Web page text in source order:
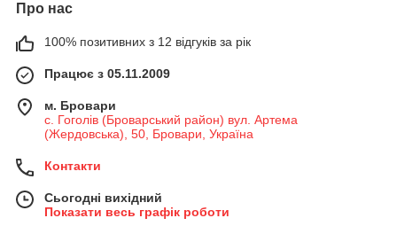
Про нас
100% позитивних з 12 відгуків за рік
Працює з 05.11.2009
м. Бровари
с. Гоголів (Броварський район) вул. Артема
(Жердовська), 50, Бровари, Україна
Контакти
Сьогодні вихідний
Показати весь графік роботи